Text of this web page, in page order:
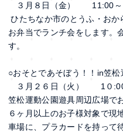
３月８日（金） 11:00～
ひたちなか市のとうふ・お
お弁当でランチ会をします。
す。
○おそとであそぼう！！in笠松
３月２６日（火） 1０
笠松運動公園遊具周辺広場で
６ヶ月以上のお子様対象で現
車場に、プラカードを持って